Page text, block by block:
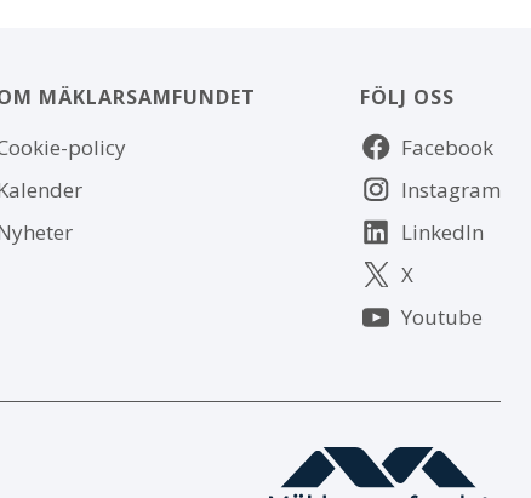
MÄKLARSAMFUNDET
policy
FÖLJ OSS
Följ
oss
Facebook
Instagram
LinkedIn
X
Youtube